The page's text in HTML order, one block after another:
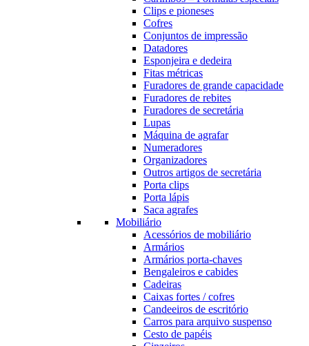
Clips e pioneses
Cofres
Conjuntos de impressão
Datadores
Esponjeira e dedeira
Fitas métricas
Furadores de grande capacidade
Furadores de rebites
Furadores de secretária
Lupas
Máquina de agrafar
Numeradores
Organizadores
Outros artigos de secretária
Porta clips
Porta lápis
Saca agrafes
Mobiliário
Acessórios de mobiliário
Armários
Armários porta-chaves
Bengaleiros e cabides
Cadeiras
Caixas fortes / cofres
Candeeiros de escritório
Carros para arquivo suspenso
Cesto de papéis